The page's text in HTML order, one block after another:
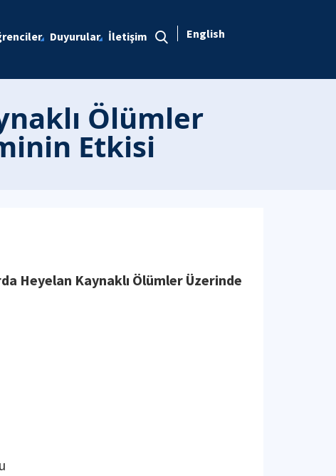
Duyurular İletişim English
Ölümler
Etkisi
Heyelan Kaynaklı Ölümler Üzerinde